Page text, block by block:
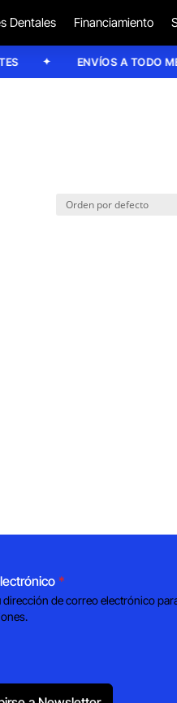
Dentales Financiamiento
ENVÍOS A TODO
*
dirección de correo electrónico